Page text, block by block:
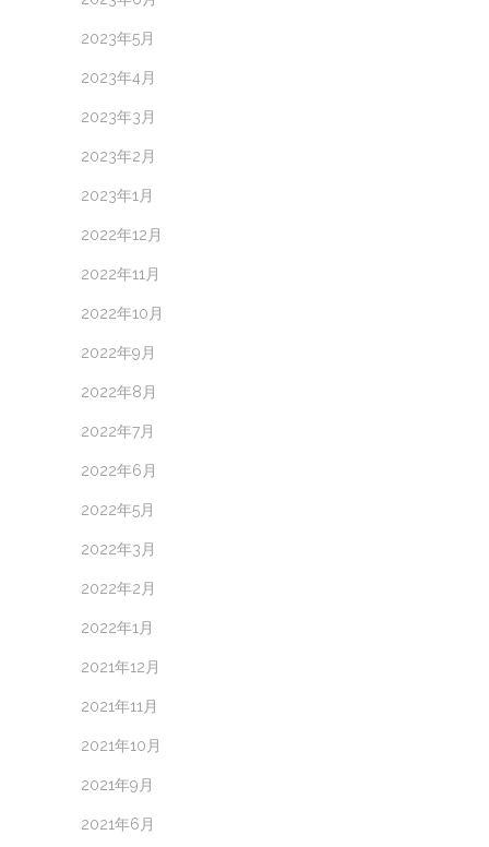
2023年5月
2023年4月
2023年3月
2023年2月
2023年1月
2022年12月
2022年11月
2022年10月
2022年9月
2022年8月
2022年7月
2022年6月
2022年5月
2022年3月
2022年2月
2022年1月
2021年12月
2021年11月
2021年10月
2021年9月
2021年6月